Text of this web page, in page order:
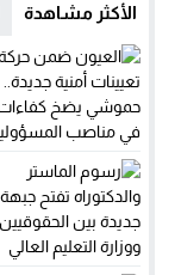
الأكثر مشاهدة